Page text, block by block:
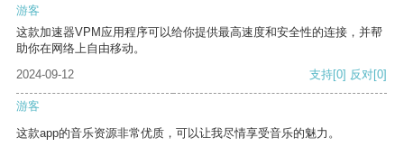
游客
这款加速器VPM应用程序可以给你提供最高速度和安全性的连接，并帮
助你在网络上自由移动。
2024-09-12
支持[0] 反对[0]
游客
这款app的音乐资源非常优质，可以让我尽情享受音乐的魅力。